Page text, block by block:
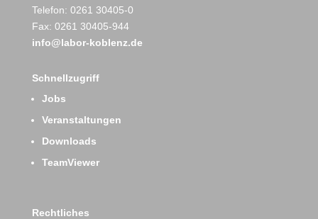
Telefon: 0261 30405-0
Fax: 0261 30405-944
info@labor-koblenz.de
Schnellzugriff
Jobs
Veranstaltungen
Downloads
TeamViewer
Rechtliches